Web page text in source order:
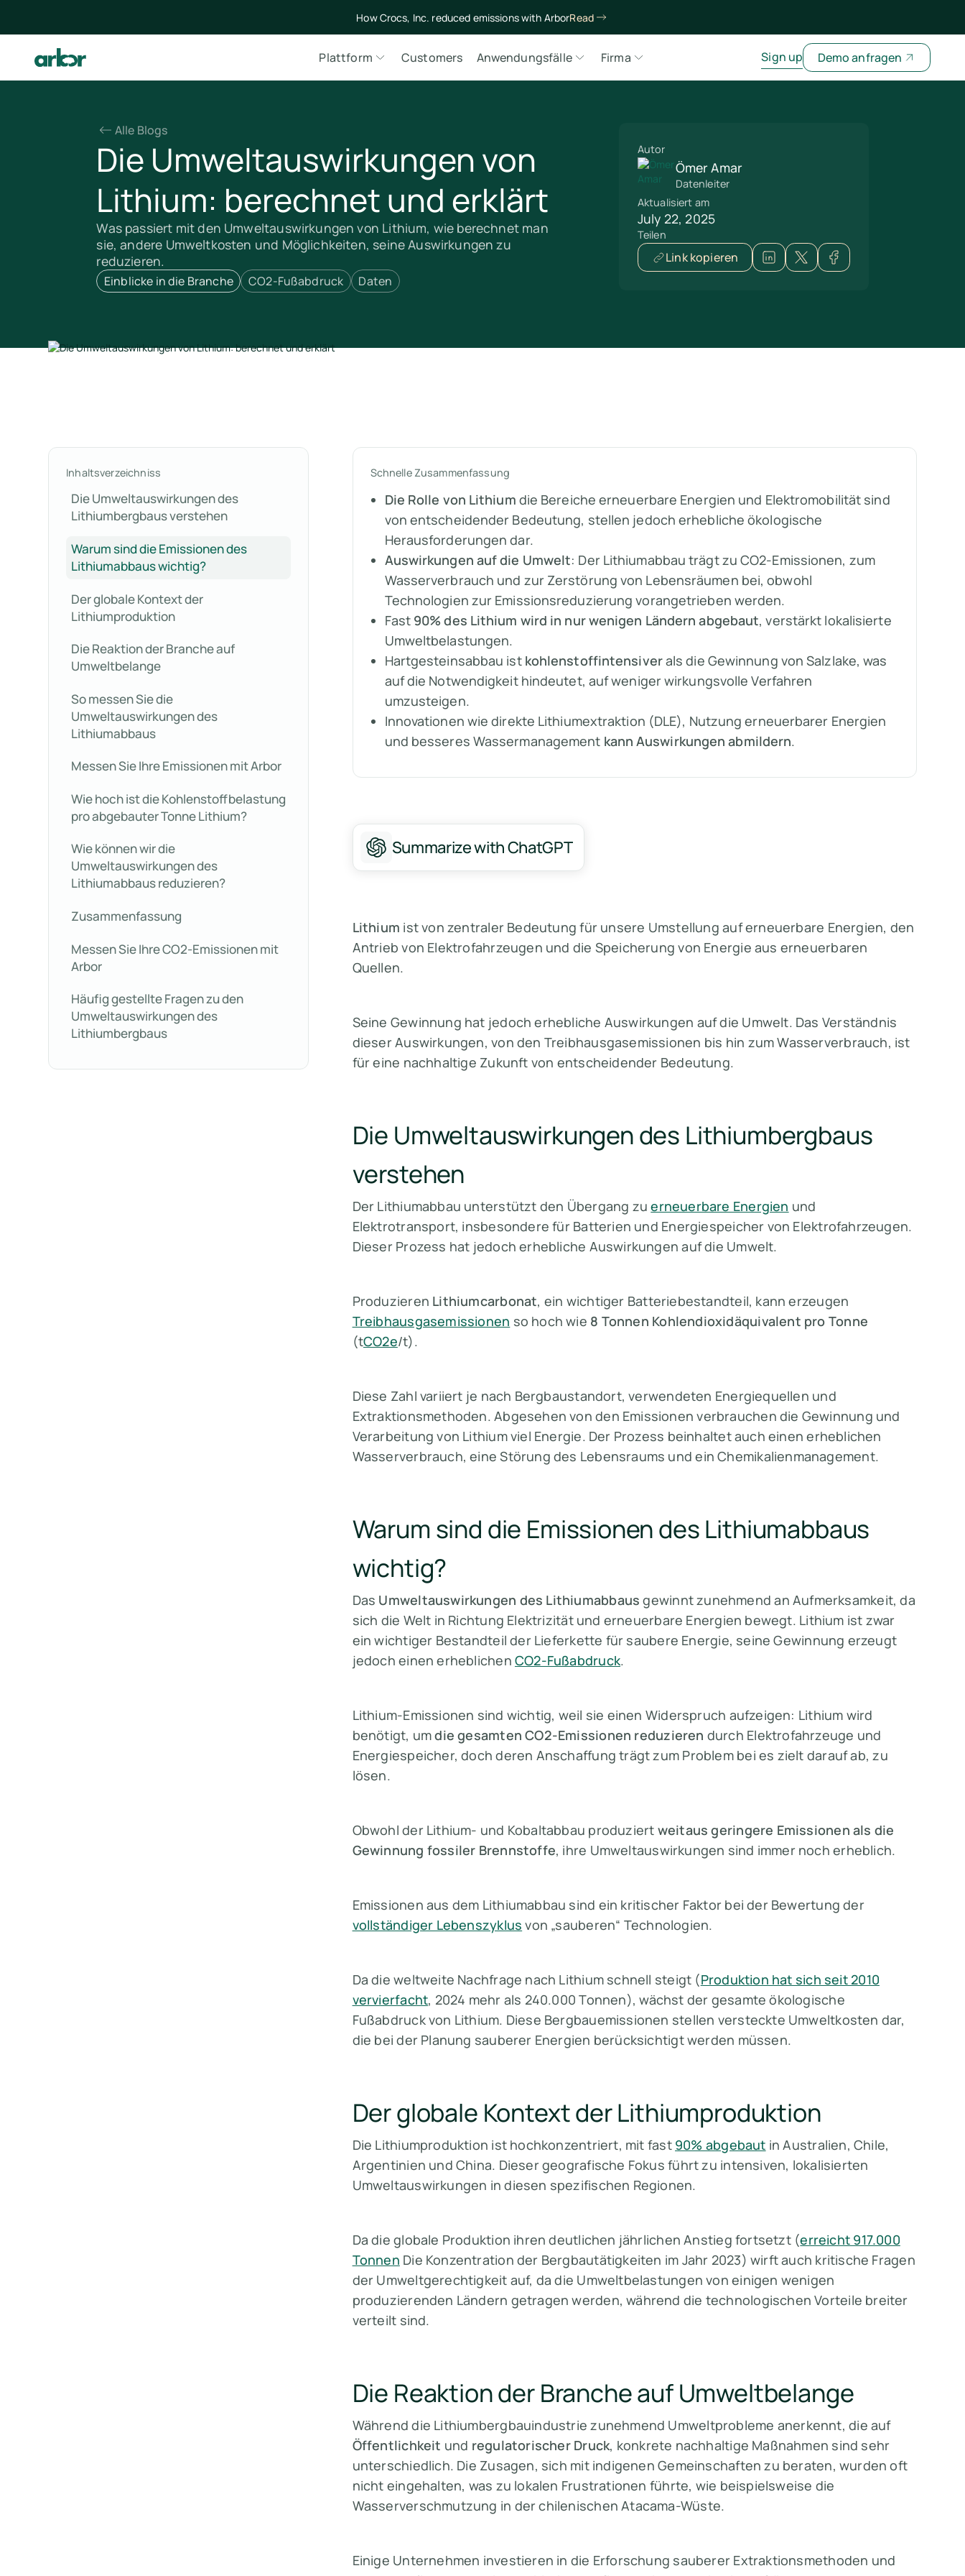
How Crocs, Inc. reduced emissions with ArborRead
Plattform Customers Anwendungsfälle Firma Sign up Demo anfragen
Alle Blogs
Die Umweltauswirkungen von
Lithium: berechnet und erklärt
Was passiert mit den Umweltauswirkungen von Lithium, wie berechnet man
sie, andere Umweltkosten und Möglichkeiten, seine Auswirkungen zu
reduzieren.
Einblicke in die Branche CO2-Fußabdruck Daten
Autor
Ömer Amar
Datenleiter
Aktualisiert am
July 22, 2025
Teilen
Link kopieren
Inhaltsverzeichniss
Die Umweltauswirkungen des
Lithiumbergbaus verstehen
Warum sind die Emissionen des
Lithiumabbaus wichtig?
Der globale Kontext der
Lithiumproduktion
Die Reaktion der Branche auf
Umweltbelange
So messen Sie die
Umweltauswirkungen des
Lithiumabbaus
Messen Sie Ihre Emissionen mit Arbor
Wie hoch ist die Kohlenstoffbelastung
pro abgebauter Tonne Lithium?
Wie können wir die
Umweltauswirkungen des
Lithiumabbaus reduzieren?
Zusammenfassung
Messen Sie Ihre CO2-Emissionen mit
Arbor
Häufig gestellte Fragen zu den
Umweltauswirkungen des
Lithiumbergbaus
Schnelle Zusammenfassung
Die Rolle von Lithium die Bereiche erneuerbare Energien und Elektromobilität sind
von entscheidender Bedeutung, stellen jedoch erhebliche ökologische
Herausforderungen dar.
Auswirkungen auf die Umwelt: Der Lithiumabbau trägt zu CO2-Emissionen, zum
Wasserverbrauch und zur Zerstörung von Lebensräumen bei, obwohl
Technologien zur Emissionsreduzierung vorangetrieben werden.
Fast 90% des Lithium wird in nur wenigen Ländern abgebaut, verstärkt lokalisierte
Umweltbelastungen.
Hartgesteinsabbau ist kohlenstoffintensiverals die Gewinnung von Salzlake, was
auf die Notwendigkeit hindeutet, auf weniger wirkungsvolle Verfahren
umzusteigen.
Innovationen wie direkte Lithiumextraktion (DLE), Nutzung erneuerbarer Energien
und besseres Wassermanagement kann Auswirkungen abmildern.
Summarize with ChatGPT
Lithium ist von zentraler Bedeutung für unsere Umstellung auf erneuerbare Energien, den
Antrieb von Elektrofahrzeugen und die Speicherung von Energie aus erneuerbaren
Quellen.
Seine Gewinnung hat jedoch erhebliche Auswirkungen auf die Umwelt. Das Verständnis
dieser Auswirkungen, von den Treibhausgasemissionen bis hin zum Wasserverbrauch, ist
für eine nachhaltige Zukunft von entscheidender Bedeutung.
Die Umweltauswirkungen des Lithiumbergbaus
verstehen
Der Lithiumabbau unterstützt den Übergang zuerneuerbare Energien und
Elektrotransport, insbesondere für Batterien und Energiespeicher von Elektrofahrzeugen.
Dieser Prozess hat jedoch erhebliche Auswirkungen auf die Umwelt.
Produzieren Lithiumcarbonat, ein wichtiger Batteriebestandteil, kann erzeugen
Treibhausgasemissionen so hoch wie 8 Tonnen Kohlendioxidäquivalent pro Tonne
(tCO2e/t).
Diese Zahl variiert je nach Bergbaustandort, verwendeten Energiequellen und
Extraktionsmethoden. Abgesehen von den Emissionen verbrauchen die Gewinnung und
Verarbeitung von Lithium viel Energie. Der Prozess beinhaltet auch einen erheblichen
Wasserverbrauch, eine Störung des Lebensraums und ein Chemikalienmanagement.
Warum sind die Emissionen des Lithiumabbaus
wichtig?
Das Umweltauswirkungen des Lithiumabbaus gewinnt zunehmend an Aufmerksamkeit, da
sich die Welt in Richtung Elektrizität und erneuerbare Energien bewegt. Lithium ist zwar
ein wichtiger Bestandteil der Lieferkette für saubere Energie, seine Gewinnung erzeugt
jedoch einen erheblichen CO2-Fußabdruck.
Lithium-Emissionen sind wichtig, weil sie einen Widerspruch aufzeigen: Lithium wird
benötigt, umdie gesamten CO2-Emissionen reduzieren durch Elektrofahrzeuge und
Energiespeicher, doch deren Anschaffung trägt zum Problem bei es zielt darauf ab, zu
lösen.
Obwohl der Lithium- und Kobaltabbau produziert weitaus geringere Emissionen als die
Gewinnung fossiler Brennstoffe, ihre Umweltauswirkungen sind immer noch erheblich.
Emissionen aus dem Lithiumabbau sind ein kritischer Faktor bei der Bewertung der
vollständiger Lebenszyklus von „sauberen“ Technologien.
Da die weltweite Nachfrage nach Lithium schnell steigt (Produktion hat sich seit 2010
vervierfacht, 2024 mehr als 240.000 Tonnen), wächst der gesamte ökologische
Fußabdruck von Lithium. Diese Bergbauemissionen stellen versteckte Umweltkosten dar,
die bei der Planung sauberer Energien berücksichtigt werden müssen.
Der globale Kontext der Lithiumproduktion
Die Lithiumproduktion ist hochkonzentriert, mit fast 90% abgebaut in Australien, Chile,
Argentinien und China. Dieser geografische Fokus führt zu intensiven, lokalisierten
Umweltauswirkungen in diesen spezifischen Regionen.
Da die globale Produktion ihren deutlichen jährlichen Anstieg fortsetzt (erreicht 917.000
Tonnen Die Konzentration der Bergbautätigkeiten im Jahr 2023) wirft auch kritische Fragen
der Umweltgerechtigkeit auf, da die Umweltbelastungen von einigen wenigen
produzierenden Ländern getragen werden, während die technologischen Vorteile breiter
verteilt sind.
Die Reaktion der Branche auf Umweltbelange
Während die Lithiumbergbauindustrie zunehmend Umweltprobleme anerkennt, die auf
Öffentlichkeit und regulatorischer Druck, konkrete nachhaltige Maßnahmen sind sehr
unterschiedlich. Die Zusagen, sich mit indigenen Gemeinschaften zu beraten, wurden oft
nicht eingehalten, was zu lokalen Frustrationen führte, wie beispielsweise die
Wasserverschmutzung in der chilenischen Atacama-Wüste.
Einige Unternehmen investieren in die Erforschung sauberer Extraktionsmethoden und